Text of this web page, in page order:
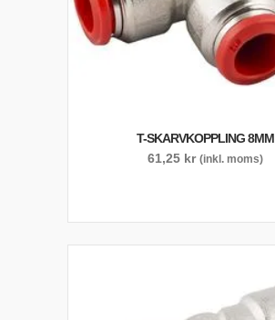
T-SKARVKOPPLING 8MM
61,25 kr (inkl. moms)